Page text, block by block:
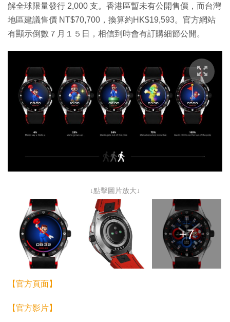
解全球限量發行 2,000 支。香港區暫未有公開售價，而台灣
地區建議售價 NT$70,700，換算約HK$19,593。官方網站
有顯示倒數７月１５日，相信到時會有訂購細節公開。
↓點擊圖片放大↓
+7
【官方頁面】
【官方影片】